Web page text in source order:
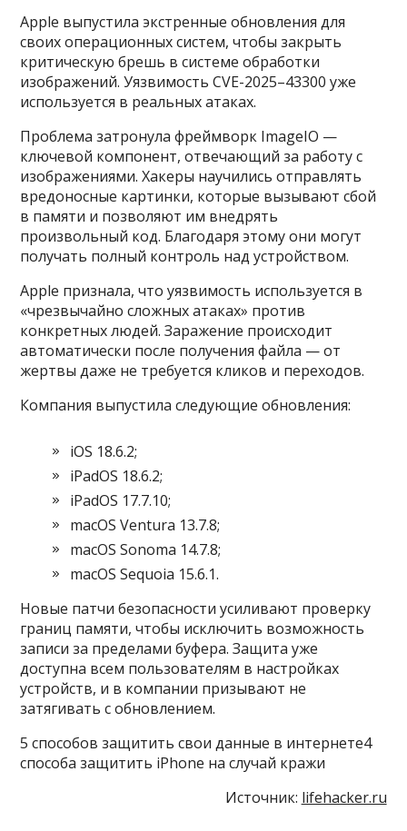
Apple выпустила экстренные обновления для
своих операционных систем, чтобы закрыть
критическую брешь в системе обработки
изображений. Уязвимость CVE-2025–43300 уже
используется в реальных атаках.
Проблема затронула фреймворк ImageIO —
ключевой компонент, отвечающий за работу с
изображениями. Хакеры научились отправлять
вредоносные картинки, которые вызывают сбой
в памяти и позволяют им внедрять
произвольный код. Благодаря этому они могут
получать полный контроль над устройством.
Apple признала, что уязвимость используется в
«чрезвычайно сложных атаках» против
конкретных людей. Заражение происходит
автоматически после получения файла — от
жертвы даже не требуется кликов и переходов.
Компания выпустила следующие обновления:
iOS 18.6.2;
iPadOS 18.6.2;
iPadOS 17.7.10;
macOS Ventura 13.7.8;
macOS Sonoma 14.7.8;
macOS Sequoia 15.6.1.
Новые патчи безопасности усиливают проверку
границ памяти, чтобы исключить возможность
записи за пределами буфера. Защита уже
доступна всем пользователям в настройках
устройств, и в компании призывают не
затягивать с обновлением.
5 способов защитить свои данные в интернете4
способа защитить iPhone на случай кражи
Источник: lifehacker.ru